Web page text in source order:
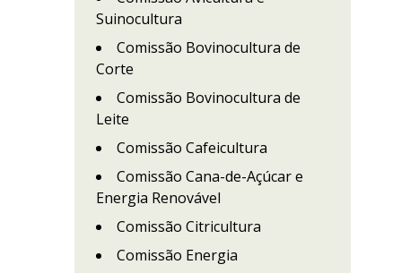
Suinocultura
Comissão Bovinocultura de
Corte
Comissão Bovinocultura de
Leite
Comissão Cafeicultura
Comissão Cana-de-Açúcar e
Energia Renovável
Comissão Citricultura
Comissão Energia